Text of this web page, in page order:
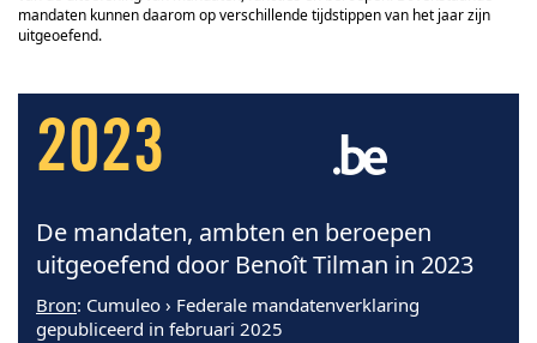
mandaten kunnen daarom op verschillende tijdstippen van het jaar zijn
uitgeoefend.
2023
De mandaten, ambten en beroepen
uitgeoefend door Benoît Tilman in 2023
Bron: Cumuleo › Federale mandatenverklaring
gepubliceerd in februari 2025